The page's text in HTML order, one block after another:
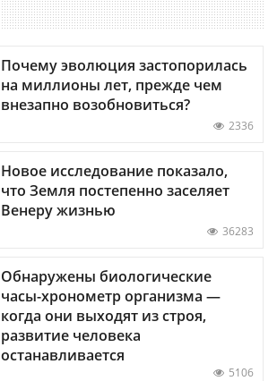
Почему эволюция застопорилась
на миллионы лет, прежде чем
внезапно возобновиться?
2336
Новое исследование показало,
что Земля постепенно заселяет
Венеру жизнью
36283
Обнаружены биологические
часы-хронометр организма —
когда они выходят из строя,
развитие человека
останавливается
5106